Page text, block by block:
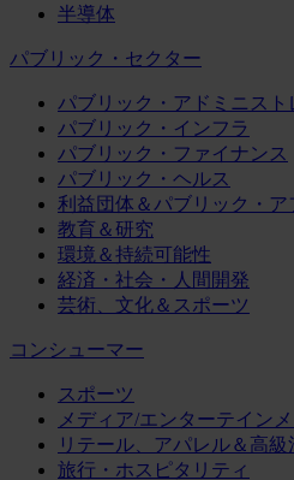
半導体
パブリック・セクター
パブリック・アドミニスト
パブリック・インフラ
パブリック・ファイナンス
パブリック・ヘルス
利益団体＆パブリック・ア
教育＆研究
環境＆持続可能性
経済・社会・人間開発
芸術、文化＆スポーツ
コンシューマー
スポーツ
メディア/エンターテイン
リテール、アパレル＆高級
旅行・ホスピタリティ